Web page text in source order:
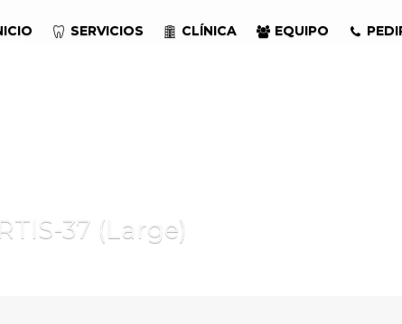
SERVICIOS CLÍNICA EQUIPO
37 (Large)